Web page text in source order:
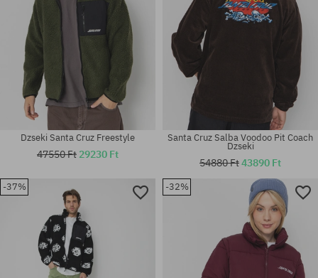
Elérhető méretek:
Elérhető méretek:
Dzseki Santa Cruz Freestyle
47550 Ft 29230 Ft
Santa Cruz Salba Voodoo Pit Coach
Dzseki
54880 Ft43890 Ft
-37% -32%